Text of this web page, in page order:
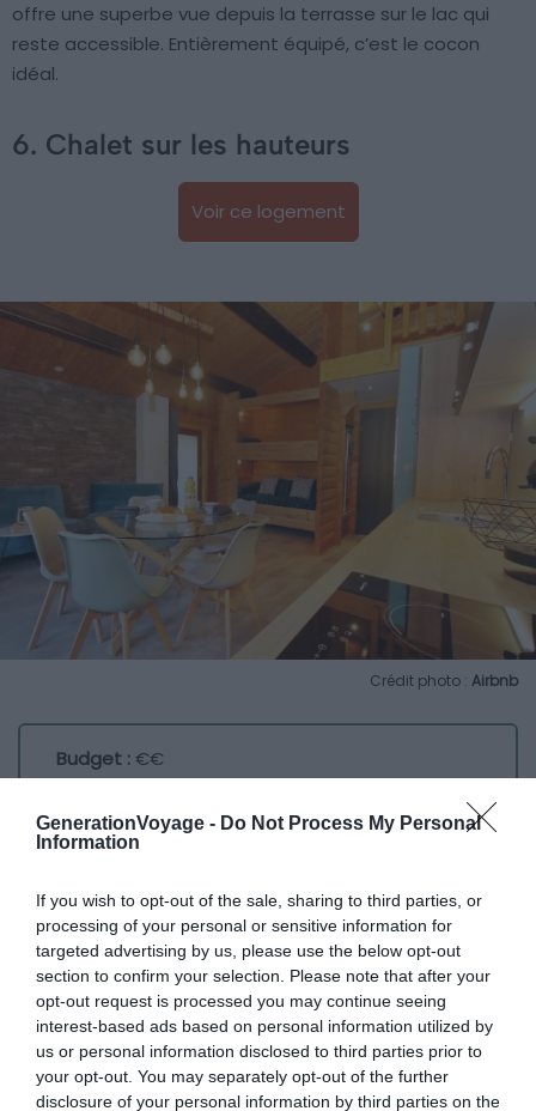
GenerationVoyage - Do Not Process My Personal
Information
If you wish to opt-out of the sale, sharing to third parties, or
processing of your personal or sensitive information for
targeted advertising by us, please use the below opt-out
section to confirm your selection. Please note that after your
opt-out request is processed you may continue seeing
interest-based ads based on personal information utilized by
us or personal information disclosed to third parties prior to
your opt-out. You may separately opt-out of the further
disclosure of your personal information by third parties on the
offre une superbe vue depuis la terrasse sur le lac qui
reste accessible. Entièrement équipé, c’est le cocon
idéal.
6. Chalet sur les hauteurs
Voir ce logement
Crédit photo : Airbnb
Budget :€€
l’architecture d’un chalet. L’intérieur entièrement équipé
fait la part belle aux matières naturelles avec quelques
éléments design. Un joli balcon avec vue sur la
campagne complète l’ensemble.
La chambre et la salle de bain sont tout confort. Le tout
est situé à quelques centaines de mètres du lac et des